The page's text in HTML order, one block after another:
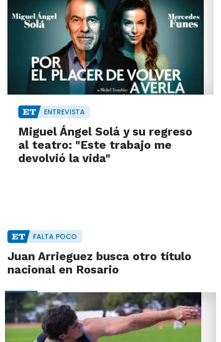
ENTREVISTA
Miguel Ángel Solá y su regreso
al teatro: "Este trabajo me
devolvió la vida"
FALTA POCO
Juan Arrieguez busca otro título
nacional en Rosario